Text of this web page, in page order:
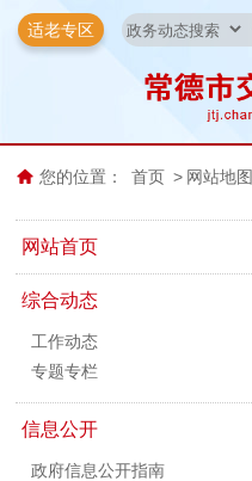
适老专区
您的位置： 首页 > 网站地图
网站首页
综合动态
工作动态
专题专栏
信息公开
政府信息公开指南